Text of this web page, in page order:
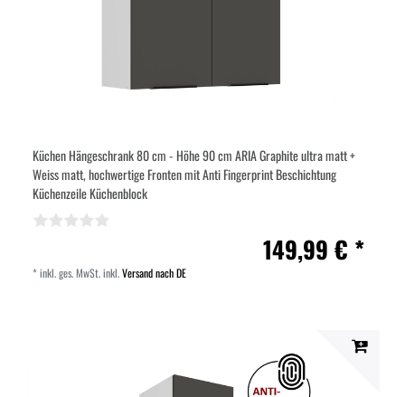
Küchen Hängeschrank 80 cm - Höhe 90 cm ARIA Graphite ultra matt +
Weiss matt, hochwertige Fronten mit Anti Fingerprint Beschichtung
Küchenzeile Küchenblock
149,99 € *
*inkl. ges. MwSt.inkl.Versand nach DE